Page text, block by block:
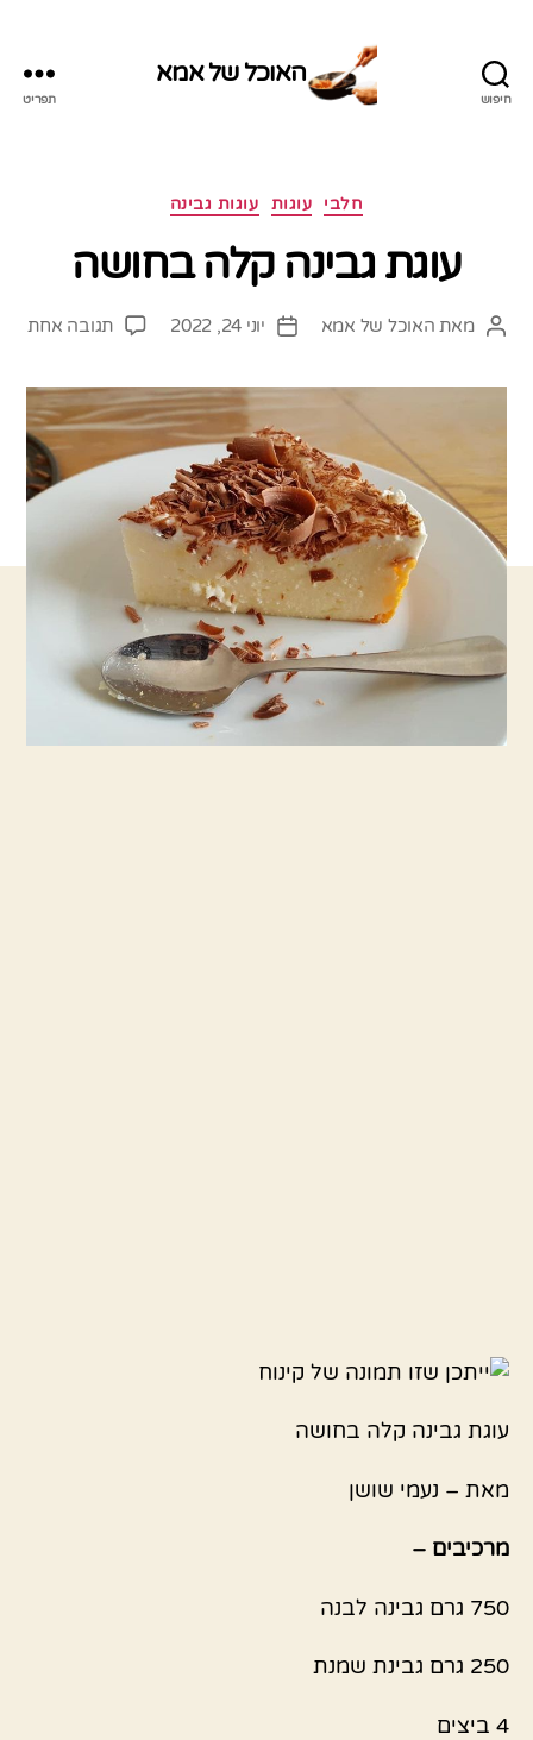
חיפוש
האוכל של אמא
תפריט
קטגוריות חלבי עוגות עוגות גבינה
עוגת גבינה קלה בחושה
המחבר
מאת האוכל של אמא
תאריך
יוני 24, 2022 תגובה אחתעל
עוגת גבינה קלה בחושה
מאת – נעמי שושן
מרכיבים –
750 גרם גבינה לבנה
250 גרם גבינת שמנת
4 ביצים